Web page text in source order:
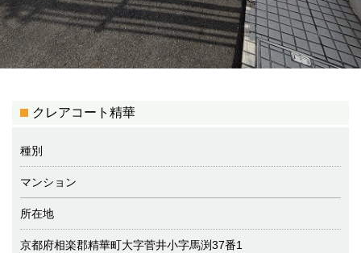
クレアコート精華
種別
マンション
所在地
京都府相楽郡精華町大字菅井小字馬渕37番1